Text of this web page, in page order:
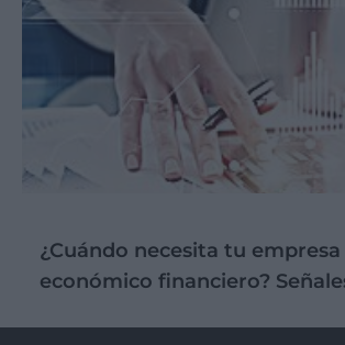
¿Cuándo necesita tu
económico financiero?